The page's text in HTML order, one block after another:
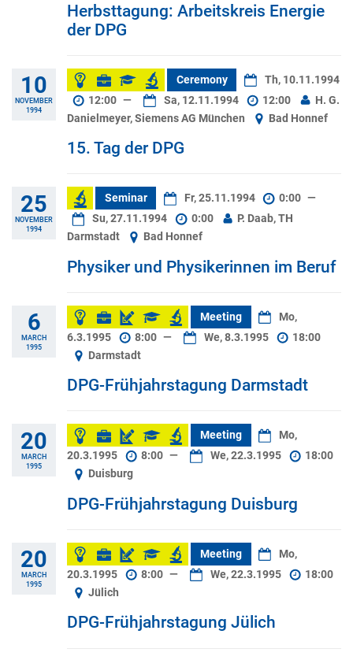
Herbsttagung: Arbeitskreis Energie
der DPG
10
NOVEMBER
1994
Ceremony
Th, 10.11.1994
12:00 — Sa, 12.11.1994 12:00
H. G.
Danielmeyer, Siemens AG München
Bad Honnef
15. Tag der DPG
25
NOVEMBER
1994
Seminar Fr, 25.11.1994 0:00 —
Su, 27.11.1994
0:00
P. Daab, TH
Darmstadt
Bad Honnef
Physiker und Physikerinnen im Beruf
6
MARCH
1995
Meeting
Mo,
6.3.1995
8:00 — We, 8.3.1995
18:00
Darmstadt
DPG-Frühjahrstagung Darmstadt
20
MARCH
1995
Meeting
Mo,
20.3.1995
8:00 — We, 22.3.1995
18:00
Duisburg
DPG-Frühjahrstagung Duisburg
20
MARCH
1995
Meeting
Mo,
20.3.1995
8:00 — We, 22.3.1995
18:00
Jülich
DPG-Frühjahrstagung Jülich